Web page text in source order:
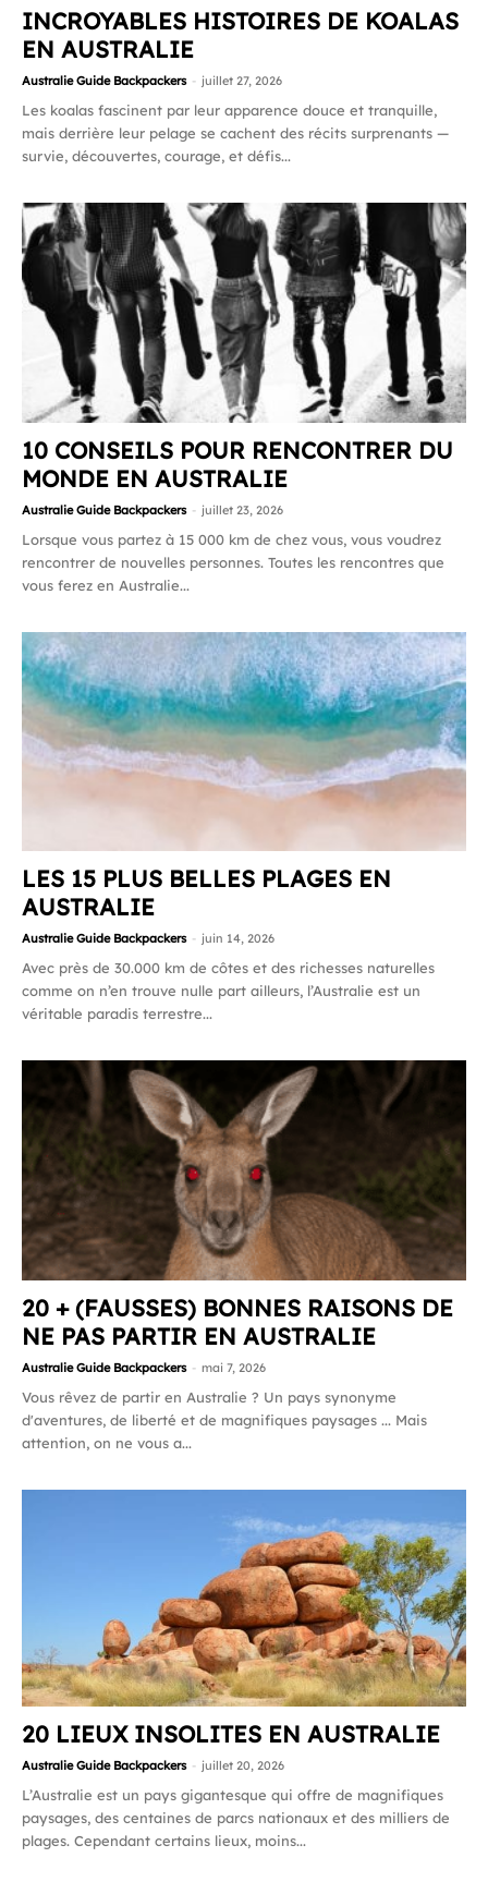
INCROYABLES HISTOIRES DE KOALAS
EN AUSTRALIE
Australie Guide Backpackers - juillet 27, 2026
Les koalas fascinent par leur apparence douce et tranquille,
mais derrière leur pelage se cachent des récits surprenants —
survie, découvertes, courage, et défis...
10 CONSEILS POUR RENCONTRER DU
MONDE EN AUSTRALIE
Australie Guide Backpackers - juillet 23, 2026
Lorsque vous partez à 15 000 km de chez vous, vous voudrez
rencontrer de nouvelles personnes. Toutes les rencontres que
vous ferez en Australie...
LES 15 PLUS BELLES PLAGES EN
AUSTRALIE
Australie Guide Backpackers - juin 14, 2026
Avec près de 30.000 km de côtes et des richesses naturelles
comme on n’en trouve nulle part ailleurs, l’Australie est un
véritable paradis terrestre...
20 + (FAUSSES) BONNES RAISONS DE
NE PAS PARTIR EN AUSTRALIE
Australie Guide Backpackers - mai 7, 2026
Vous rêvez de partir en Australie ? Un pays synonyme
d'aventures, de liberté et de magnifiques paysages ... Mais
attention, on ne vous a...
20 LIEUX INSOLITES EN AUSTRALIE
Australie Guide Backpackers - juillet 20, 2026
​​L’Australie est un pays gigantesque qui offre de magnifiques
paysages, des centaines de parcs nationaux et des milliers de
plages. Cependant certains lieux, moins...